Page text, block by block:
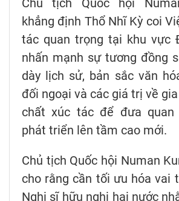
Chủ tịch Quốc hội
khẳng định Thổ Nhĩ Kỳ coi
tác quan trọng tại khu vực
nhấn mạnh sự tương đồng
dày lịch sử, bản sắc văn
đối ngoại và các giá trị về
chất xúc tác để đưa quan
phát triển lên tầm cao mới.
Chủ tịch Quốc hội Numan
cho rằng cần tối ưu hóa vai
Nghị sĩ hữu nghị hai nước